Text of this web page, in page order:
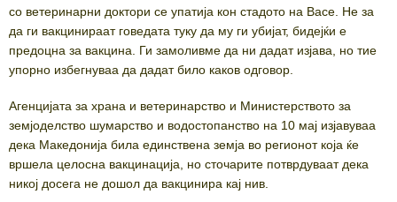
со ветеринарни доктори се упатија кон стадото на Васе. Не за
да ги вакцинираат говедата туку да му ги убијат, бидејќи е
предоцна за вакцина. Ги замоливме да ни дадат изјава, но тие
упорно избегнуваа да дадат било каков одговор.
Агенцијата за храна и ветеринарство и Министерството за
земјоделство шумарство и водостопанство на 10 мај изјавуваа
дека Македонија била единствена земја во регионот која ќе
вршела целосна вакцинација, но сточарите потврдуваат дека
никој досега не дошол да вакцинира кај нив.